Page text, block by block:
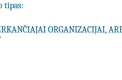
tipas:
ORGANIZACIJAI,